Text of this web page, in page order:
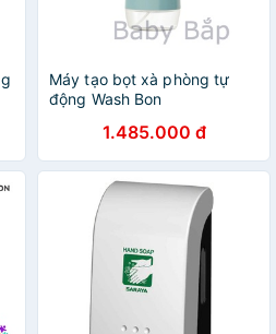
Máy tạo bọt xà phòng tự
động Wash Bon
1.485.000 đ